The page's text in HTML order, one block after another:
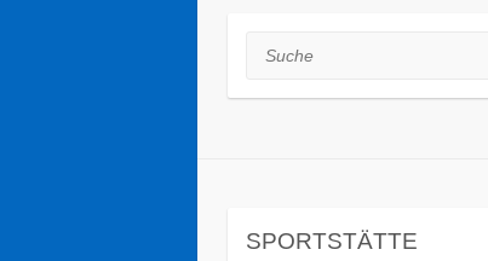
Suche
SPORTSTÄTTE